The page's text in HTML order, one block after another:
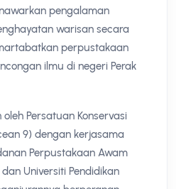
pengalaman
warisan secara
perpustakaan
ilmu di negeri Perak
Persatuan Konservasi
9) dengan kerjasama
Perpustakaan Awam
dan Universiti Pendidikan